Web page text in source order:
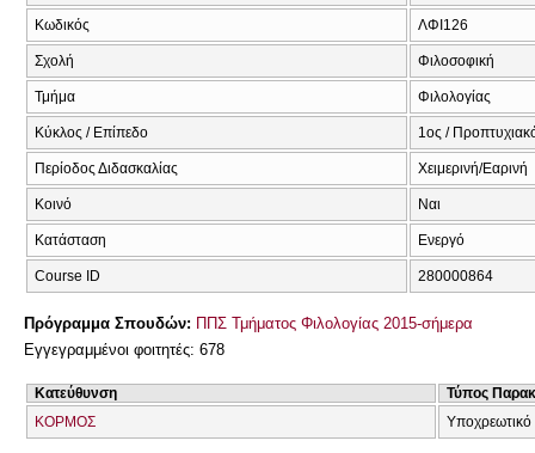
Κωδικός ΛΦΙ126
Σχολή Φιλοσοφική
Τμήμα Φιλολογίας
Κύκλος / Επίπεδο 1ος /
Περίοδος Διδασκαλίας Χειμερινή/Εαρινή
Κοινό Ναι
Κατάσταση Ενεργό
Course ID 280000864
Πρόγραμμα Σπουδών: ΠΠΣ Τμήματος Φιλολογίας 2015-σήμερα
Εγγεγραμμένοι φοιτητές: 678
Κατεύθυνση
Τύπος
ΚΟΡΜΟΣ
Υποχρεωτικό